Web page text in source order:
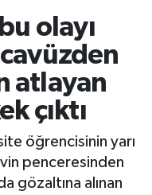
olayı
atlayan
çıktı
öğrencisinin yarı
penceresinden
gözaltına alınan
Haritası
Fikstür